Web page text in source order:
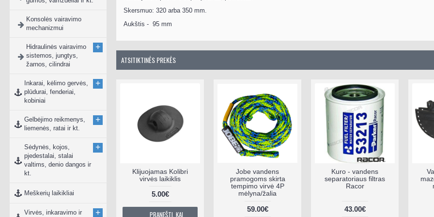
Konsolės vairavimo
mechanizmui
Hidraulinės vairavimo
sistemos, jungtys,
žarnos, cilindrai
+
Inkarai, kėlimo gervės,
plūdurai, fenderiai,
kobiniai
+
Gelbėjimo reikmenys,
liemenės, ratai ir kt.
+
Sėdynės, kojos,
pjedestalai, stalai
valtims, denio dangos ir
kt.
+
Meškerių laikikliai
Virvės, inkaravimo ir
+
Skersmuo: 320 arba 350 mm.
Aukštis - 95 mm
ATSITIKTINĖS PREKĖS
Klijuojamas Kolibri
virvės laikiklis
5.00€
PRANEŠTI, KAI
Jobe vandens
pramogoms skirta
tempimo virvė 4P
mėlyna/žalia
59.00€
Kuro - vandens
separatoriaus filtras
Racor
43.00€